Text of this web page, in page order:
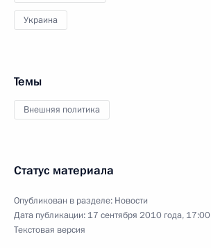
Украина
Темы
Внешняя политика
Статус материала
Опубликован в разделе: Новости
Дата публикации: 17 сентября 2010 года, 17:00
Текстовая версия